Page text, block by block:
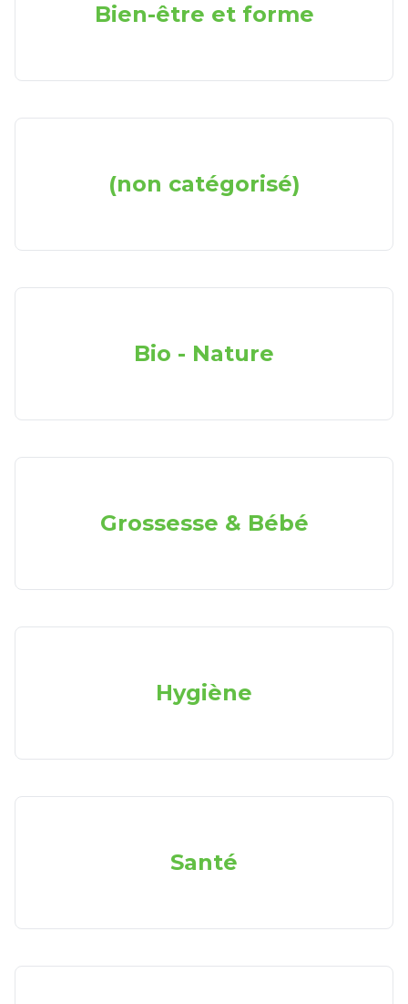
Bien-être et forme
(non catégorisé)
Bio - Nature
Grossesse & Bébé
Hygiène
Santé